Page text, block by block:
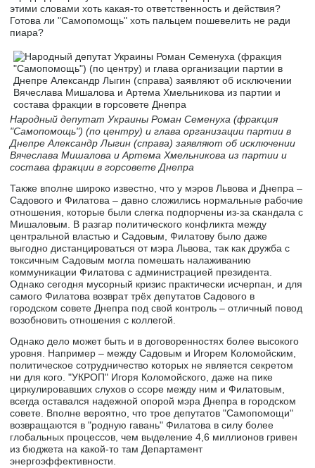
этими словами хоть какая-то ответственность и действия?
Готова ли "Самопомощь" хоть пальцем пошевелить не ради
пиара?
Народный депутат Украины Роман Семенуха (фракция
"Самопомощь") (по центру) и глава организации партии в
Днепре Александр Лыгин (справа) заявляют об исключении
Вячеслава Мишалова и Артема Хмельникова из партии и
состава фракции в горсовете Днепра
Также вполне широко известно, что у мэров Львова и Днепра –
Садового и Филатова – давно сложились нормальные рабочие
отношения, которые были слегка подпорчены из-за скандала с
Мишаловым. В разгар политического конфликта между
центральной властью и Садовым, Филатову было даже
выгодно дистанцироваться от мэра Львова, так как дружба с
токсичным Садовым могла помешать налаживанию
коммуникации Филатова с администрацией президента.
Однако сегодня мусорный кризис практически исчерпан, и для
самого Филатова возврат трёх депутатов Садового в
городском совете Днепра под свой контроль – отличный повод
возобновить отношения с коллегой.
Однако дело может быть и в договоренностях более высокого
уровня. Например – между Садовым и Игорем Коломойским,
политическое сотрудничество которых не является секретом
ни для кого. "УКРОП" Игоря Коломойского, даже на пике
циркулировавших слухов о ссоре между ним и Филатовым,
всегда оставался надежной опорой мэра Днепра в городском
совете. Вполне вероятно, что трое депутатов "Самопомощи"
возвращаются в "родную гавань" Филатова в силу более
глобальных процессов, чем выделение 4,6 миллионов гривен
из бюджета на какой-то там Департамент
энергоэффективности.